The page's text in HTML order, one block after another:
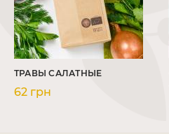
ТРАВЫ САЛАТНЫЕ
62 грн